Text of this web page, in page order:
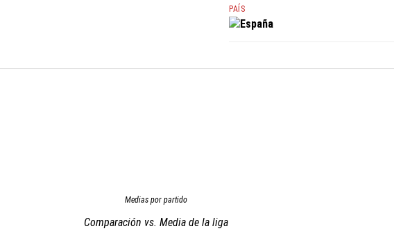
PAÍS
España
Medias por partido
Comparación vs. Media de la liga